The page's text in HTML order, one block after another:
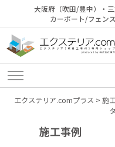
大阪府（吹田/豊中）・
カーポート/フェン
エクステリア.comプラス > 施
施工事例